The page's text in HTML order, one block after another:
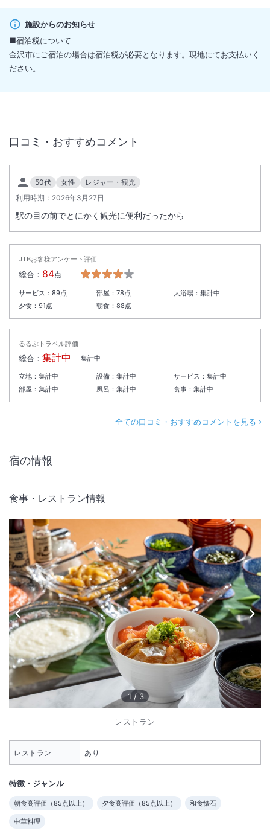
施設からのお知らせ
■宿泊税について
金沢市にご宿泊の場合は宿泊税が必要となります。現地にてお支払いく
ださい。
口コミ・おすすめコメント
50代 女性
レジャー・観光
利用時期： 2026年3月27日
駅の目の前でとにかく観光に便利だったから
JTBお客様アンケート評価
総合： 84点
サービス： 89点 部屋： 78点 大浴場：集計中
夕食： 91点 朝食： 88点
るるぶトラベル評価
総合： 集計中 集計中
立地： 集計中 設備： 集計中 サービス：集計中
部屋： 集計中 風呂： 集計中 食事：集計中
全ての口コミ・おすすめコメントを見る
宿の情報
食事・レストラン情報
1 /3
レストラン
レストラン あり
特徴・ジャンル
朝食高評価（85点以上） 夕食高評価（85点以上） 和食懐石
中華料理